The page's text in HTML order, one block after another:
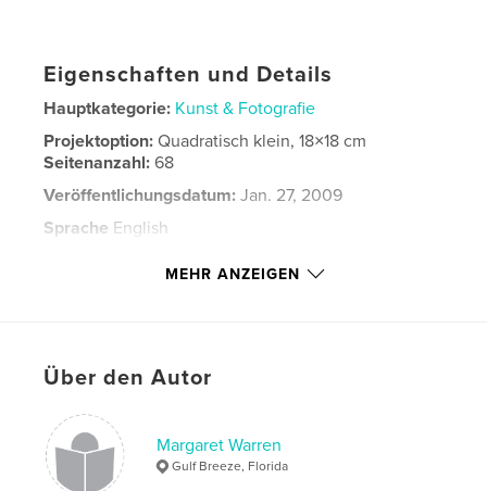
Eigenschaften und Details
Hauptkategorie: Kunst & Fotografie
Projektoption:Quadratisch klein, 18×18 cm
Seitenanzahl:68
Veröffentlichungsdatum: Jan. 27, 2009
Sprache English
, mckenzie oerting ,
hurricane boat abstracts
MEHR ANZEIGEN
Über den Autor
Margaret Warren
Gulf Breeze, Florida